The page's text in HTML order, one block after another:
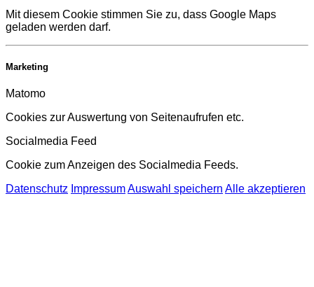
Mit diesem Cookie stimmen Sie zu, dass Google Maps
geladen werden darf.
Marketing
Matomo
Cookies zur Auswertung von Seitenaufrufen etc.
Socialmedia Feed
Cookie zum Anzeigen des Socialmedia Feeds.
Datenschutz ImpressumAuswahl speichern Alle akzeptieren